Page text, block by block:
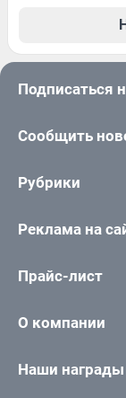
Подписаться
Сообщить
Рубрики
Реклама на
Прайс-лист
О компании
Наши награды